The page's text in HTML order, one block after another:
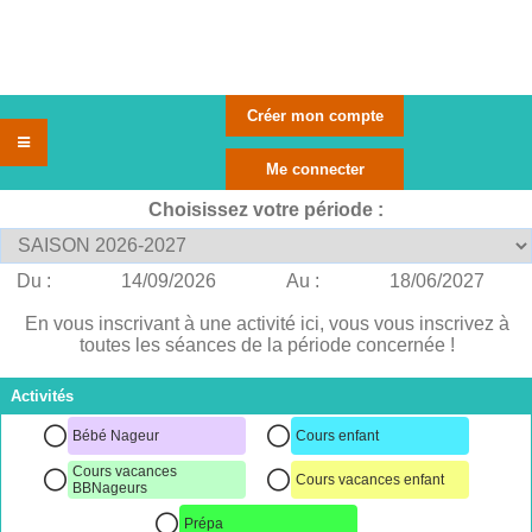
Choisissez votre période :
Du : 14/09/2026 Au : 18/06/2027
En vous inscrivant à une activité ici, vous vous inscrivez à
toutes les séances de la période concernée !
Activités
Bébé Nageur Cours enfant
Cours vacances
BBNageurs
Cours vacances enfant
Prépa